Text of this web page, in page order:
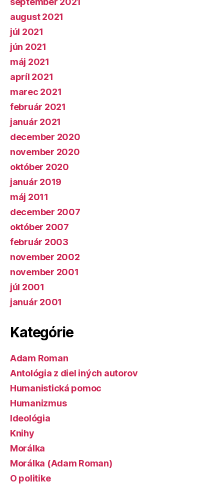
august 2021
júl 2021
jún 2021
máj 2021
apríl 2021
marec 2021
február 2021
január 2021
december 2020
november 2020
október 2020
január 2019
máj 2011
december 2007
október 2007
február 2003
november 2002
november 2001
júl 2001
január 2001
Kategórie
Adam Roman
Antológia z diel iných autorov
Humanistická pomoc
Humanizmus
Ideológia
Knihy
Morálka
Morálka (Adam Roman)
O politike